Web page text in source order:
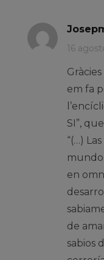
16
em fa
SI”,
“(…)
en
de
sabios